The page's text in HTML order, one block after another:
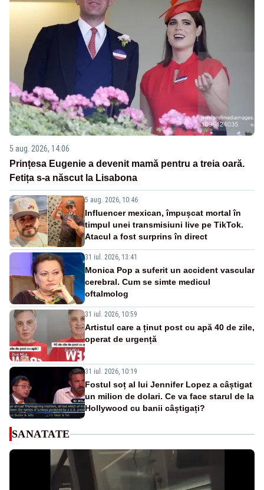
5 aug. 2026, 14:06
Prințesa Eugenie a devenit mamă pentru a treia oară.
Fetița s-a născut la Lisabona
5 aug. 2026, 10:46
Influencer mexican, împușcat mortal în
timpul unei transmisiuni live pe TikTok.
Atacul a fost surprins în direct
31 iul. 2026, 13:41
Monica Pop a suferit un accident vascular
cerebral. Cum se simte medicul
oftalmolog
31 iul. 2026, 10:59
Artistul care a ținut post cu apă 40 de zile,
operat de urgență
31 iul. 2026, 10:19
Fostul soț al lui Jennifer Lopez a câștigat
un milion de dolari. Ce va face starul de la
Hollywood cu banii câștigați?
SANATATE